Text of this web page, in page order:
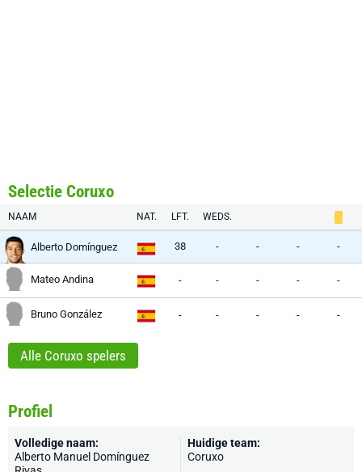
Selectie Coruxo
NAAM NAT. LFT. WEDS.
Alberto Domínguez 38 - - - -
Mateo Andina - - - - -
Bruno González - - - - -
Alle Coruxo spelers
Profiel
Volledige naam:
Alberto Manuel Domínguez
Huidige team:
Coruxo